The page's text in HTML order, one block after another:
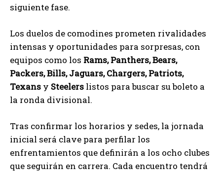
siguiente fase.
Los duelos de comodines prometen rivalidades
intensas y oportunidades para sorpresas, con
equipos como los Rams, Panthers, Bears,
Packers, Bills, Jaguars, Chargers, Patriots,
Texans y Steelers listos para buscar su boleto a
la ronda divisional.
Tras confirmar los horarios y sedes, la jornada
inicial será clave para perfilar los
enfrentamientos que definirán a los ocho clubes
que seguirán en carrera. Cada encuentro tendrá